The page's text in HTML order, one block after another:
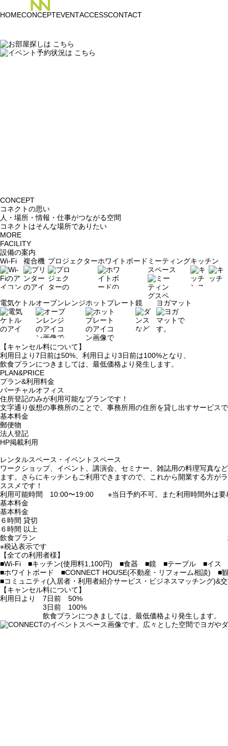
HOMECONCEPTEVENTACCESSCONTACT
CONCEPT
コネクトの思い
人・場所・情報・仕事がつながる空間
コネクトはそんな場所でありたい
MORE
FACILITY
設備の案内
Wi-Fi
複合機 プロジェクターホワイトボード ミーティング
スペース
キッチン
電気ケトルオーブンレンジホットプレート鏡 ヨガマット
【キャンセル料について】
利用日より7日前は50%、利用日より3日前は100%となり、
飲食プランにつきましては、最低価格より発生します。
PLAN&PRICE
プラン&利用料金
バーチャルオフィス
住所登記のみが利用可能なプランです！
文字通り仮想の事務所のことで、事務所用の住所を貸し出すサービス
基本料金 5,500
郵便物
法人登記 ○ (要
HP掲載利
レンタルスペース・イベントスペース
ワークショップ、イベント、講演会、セミナー、雑誌用の料理写真な
ます。さらにキッチンもご利用できますので、これから開業する方
ススメです！
利用可能時間 10:00〜19:00
※当日予約不可。また利用時間外は要
基本料金 2,200円／
基本料金 3,300円／
６時間 貸切
６時間 以上 オーダ
飲食プラン 1,100×利
※税込表示です
【全ての利用者様】
■Wi-Fi ■キッチン(使用料1,100円) ■食器 ■鏡 ■テーブル ■イス
■ホワイトボード ■CONNECT HOUSE(不動産・リフォーム相談) ■
■コミュニティ(入居者・利用者紹介サービス・ビジネスマッチング)&
【キャンセル料について】
利用日より 7日前 50%
3日前 100%
飲食プランにつきましては、最低価格より発生します。